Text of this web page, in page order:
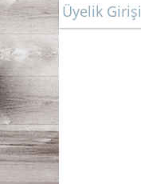
Üyelik Girişi